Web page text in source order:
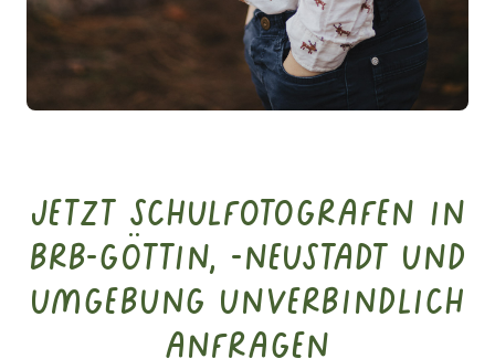
Jetzt Schulfotografen in
BRB-Göttin, -Neustadt und
Umgebung unverbindlich
anfragen